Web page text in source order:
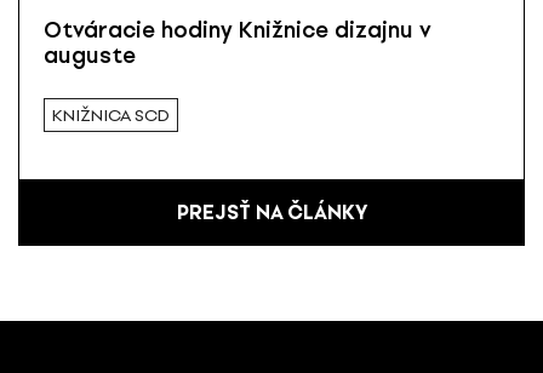
Otváracie hodiny Knižnice dizajnu v
auguste
KNIŽNICA SCD
PREJSŤ NA ČLÁNKY